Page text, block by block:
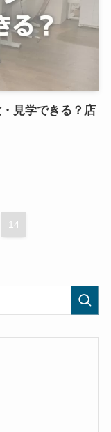
見学できる？店
14